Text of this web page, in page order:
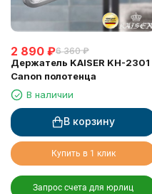
2 890 ₽6 360 ₽
Держатель KAISER KH-2301
Canon полотенца
В наличии
В корзину
Купить в 1 клик
Запрос счета для юрлиц